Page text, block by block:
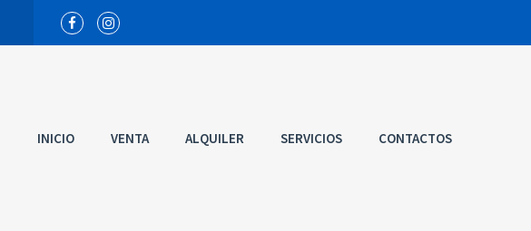
INICIO VENTA ALQUILER SERVICIOS CONTACTOS